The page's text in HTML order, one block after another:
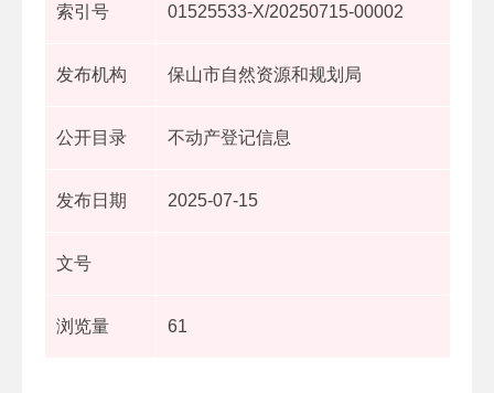
索引号 01525533-X/20250715-00002
发布机构 保山市自然资源和规划局
公开目录 不动产登记信息
发布日期 2025-07-15
文号
浏览量 61